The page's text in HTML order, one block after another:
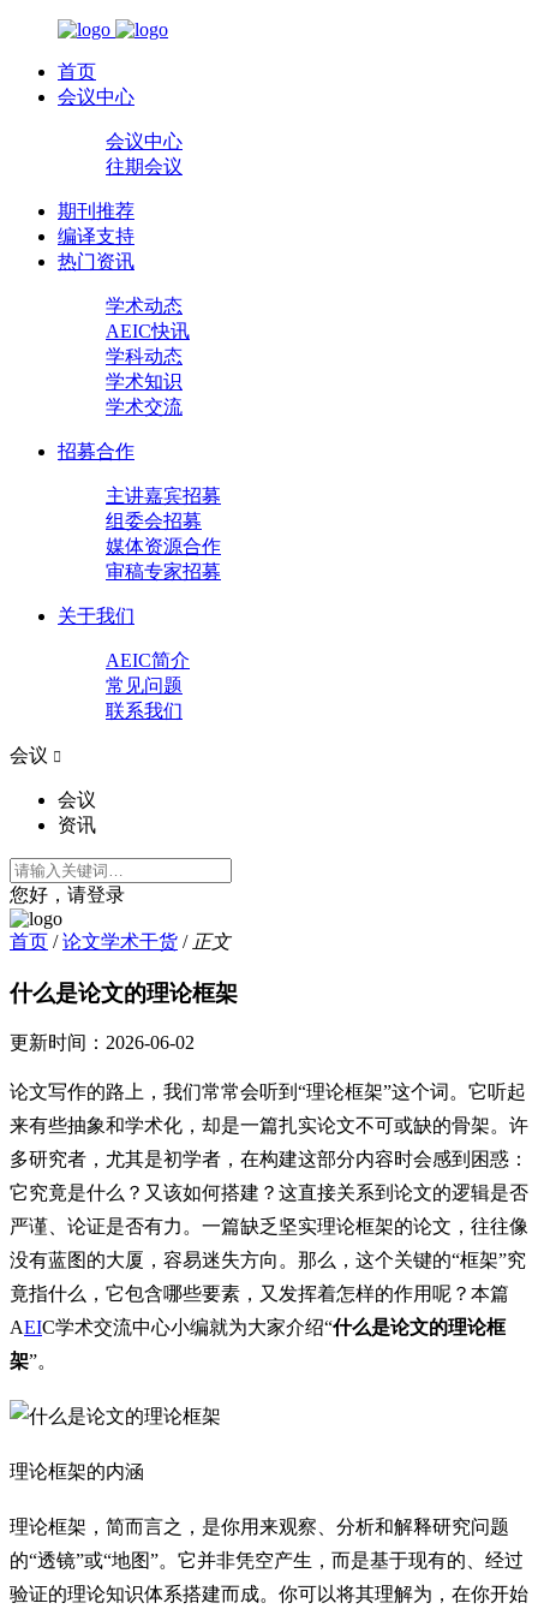
首页
会议中心
会议中心
往期会议
期刊推荐
编译支持
热门资讯
学术动态
AEIC快讯
学科动态
学术知识
学术交流
招募合作
主讲嘉宾招募
组委会招募
媒体资源合作
审稿专家招募
关于我们
AEIC简介
常见问题
联系我们
会议 
会议
资讯
您好，请登录
首页 / 论文学术干货 / 正文
什么是论文的理论框架
更新时间： 2026-06-02
论文写作的路上，我们常常会听到“理论框架”这个词。它听起
来有些抽象和学术化，却是一篇扎实论文不可或缺的骨架。许
多研究者，尤其是初学者，在构建这部分内容时会感到困惑：
它究竟是什么？又该如何搭建？这直接关系到论文的逻辑是否
严谨、论证是否有力。一篇缺乏坚实理论框架的论文，往往像
没有蓝图的大厦，容易迷失方向。那么，这个关键的“框架”究
竟指什么，它包含哪些要素，又发挥着怎样的作用呢？本篇
AEIC学术交流中心小编就为大家介绍“什么是论文的理论框
架”。
理论框架的内涵
理论框架，简而言之，是你用来观察、分析和解释研究问题
的“透镜”或“地图”。它并非凭空产生，而是基于现有的、经过
验证的理论知识体系搭建而成。你可以将其理解为，在你开始